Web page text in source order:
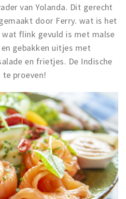
van Yolanda. Dit gerecht
door Ferry. wat is het
flink gevuld is met malse
gebakken uitjes met
en frietjes. De Indische
proeven!